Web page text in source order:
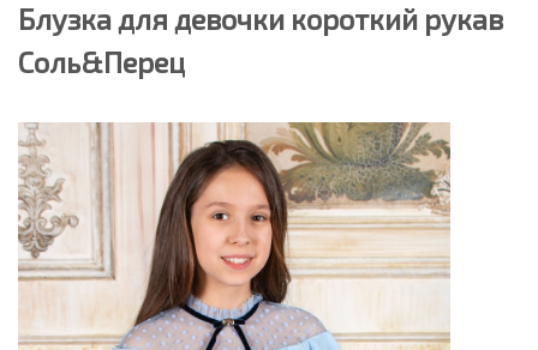
Блузка для девочки короткий рукав
Соль&Перец